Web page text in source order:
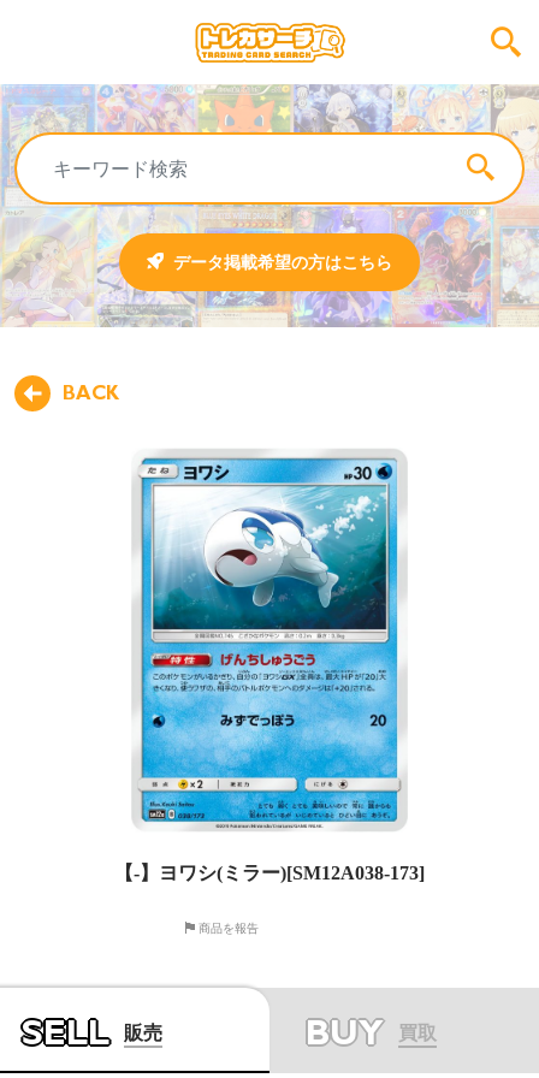
データ掲載希望の方はこちら
BACK
【-】ヨワシ(ミラー)[SM12A038-173]
商品を報告
SELL 販売 BUY 買取